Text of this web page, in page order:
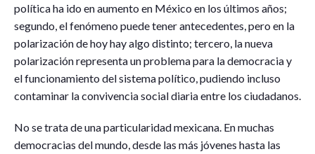
política ha ido en aumento en México en los últimos años;
segundo, el fenómeno puede tener antecedentes, pero en la
polarización de hoy hay algo distinto; tercero, la nueva
polarización representa un problema para la democracia y
el funcionamiento del sistema político, pudiendo incluso
contaminar la convivencia social diaria entre los ciudadanos.
No se trata de una particularidad mexicana. En muchas
democracias del mundo, desde las más jóvenes hasta las